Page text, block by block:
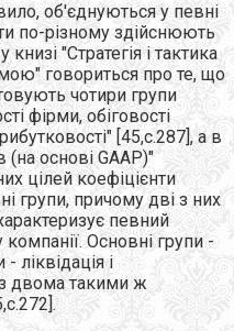
об'єднуються у певні
по-різному здійснюють
"Стратегія і тактика
говориться про те, що
чотири групи
фірми, обіговості
[45,с.287], а в
(на основі GAAP)"
цілей коефіцієнти
групи, причому дві з них
певний
Основні групи -
- ліквідація і
двома такими ж